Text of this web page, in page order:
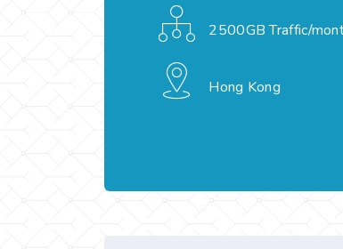
2500GB Traffic/
Hong Kong